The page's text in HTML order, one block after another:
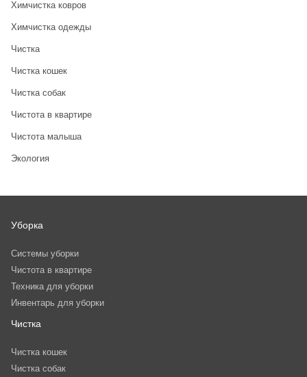
Химчистка ковров
Химчистка одежды
Чистка
Чистка кошек
Чистка собак
Чистота в квартире
Чистота малыша
Экология
Уборка
Системы уборки
Чистота в квартире
Техника для уборки
Инвентарь для уборки
Чистка
Чистка кошек
Чистка собак